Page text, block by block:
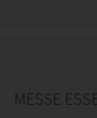
MESSE